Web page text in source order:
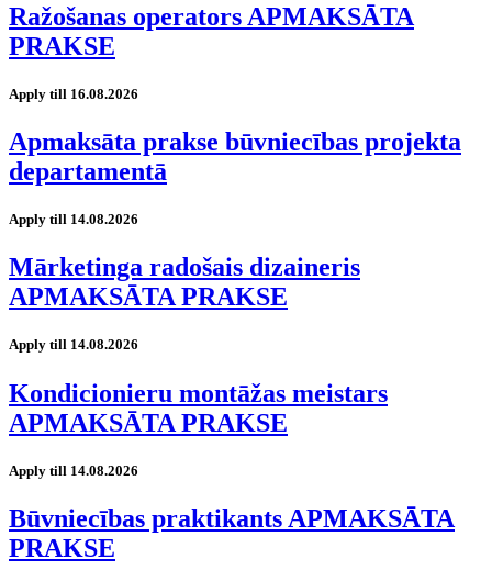
Ražošanas operators APMAKSĀTA
PRAKSE
Apply till 16.08.2026
Apmaksāta prakse būvniecības projekta
departamentā
Apply till 14.08.2026
Mārketinga radošais dizaineris
APMAKSĀTA PRAKSE
Apply till 14.08.2026
Kondicionieru montāžas meistars
APMAKSĀTA PRAKSE
Apply till 14.08.2026
Būvniecības praktikants APMAKSĀTA
PRAKSE